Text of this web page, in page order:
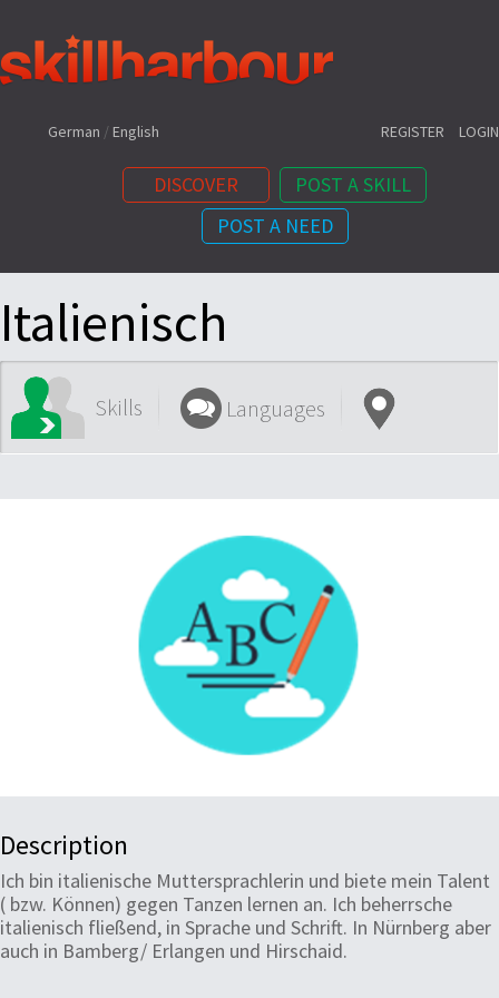
Shortcuts:
German /English REGISTER LOGIN
DISCOVER
POST A SKILL
POST A NEED
Content:
Italienisch
Skills Languages
Description
Ich bin italienische Muttersprachlerin und biete mein Talent
( bzw. Können) gegen Tanzen lernen an. Ich beherrsche
italienisch fließend, in Sprache und Schrift. In Nürnberg aber
auch in Bamberg/ Erlangen und Hirschaid.